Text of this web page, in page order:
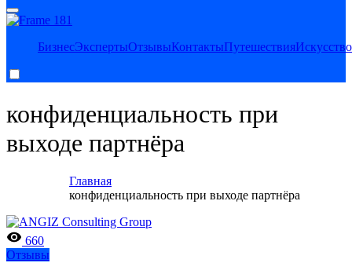
Legat Herald — актуальные новости, аналитика и вдохновение
ориентироваться в мире инновационного бизнеса.
БизнесЭкспертыОтзывыКонтактыПутешествияИскусство
конфиденциальность при
выходе партнёра
Главная
конфиденциальность при выходе партнёра
660
Отзывы